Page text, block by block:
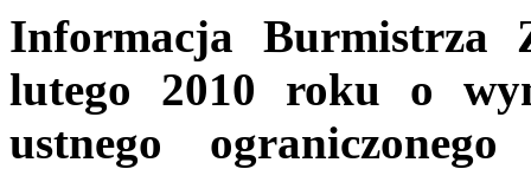
Informacja Burmistrza
lutego 2010 roku o
ustnego